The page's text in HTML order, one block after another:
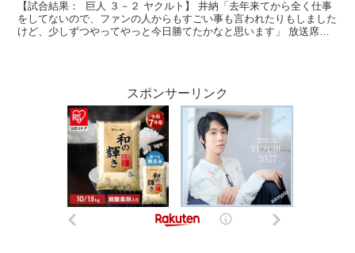
【試合結果： 巨人 ３－２ ヤクルト】 井納「去年来てから全く仕事
をしてないので、ファンの人からもすごい事も言われたりもしました
けど、少しずつやってやっと今日勝てたかなと思います」 放送席、
スポンサーリンク